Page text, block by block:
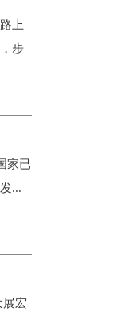
上
步
家已
...
宏